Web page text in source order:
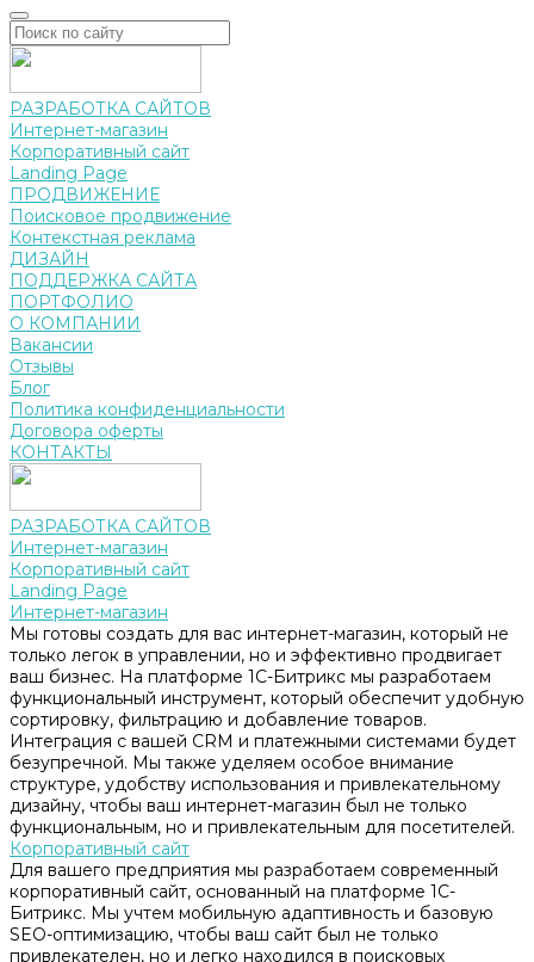
РАЗРАБОТКА САЙТОВ
Интернет-магазин
Корпоративный сайт
Landing Page
ПРОДВИЖЕНИЕ
Поисковое продвижение
Контекстная реклама
ДИЗАЙН
ПОДДЕРЖКА САЙТА
ПОРТФОЛИО
О КОМПАНИИ
Вакансии
Отзывы
Блог
Политика конфиденциальности
Договора оферты
КОНТАКТЫ
РАЗРАБОТКА САЙТОВ
Интернет-магазин
Корпоративный сайт
Landing Page
Интернет-магазин
Мы готовы создать для вас интернет-магазин, который не
только легок в управлении, но и эффективно продвигает
ваш бизнес. На платформе 1С-Битрикс мы разработаем
функциональный инструмент, который обеспечит удобную
сортировку, фильтрацию и добавление товаров.
Интеграция с вашей CRM и платежными системами будет
безупречной. Мы также уделяем особое внимание
структуре, удобству использования и привлекательному
дизайну, чтобы ваш интернет-магазин был не только
функциональным, но и привлекательным для посетителей.
Корпоративный сайт
Для вашего предприятия мы разработаем современный
корпоративный сайт, основанный на платформе 1С-
Битрикс. Мы учтем мобильную адаптивность и базовую
SEO-оптимизацию, чтобы ваш сайт был не только
привлекателен, но и легко находился в поисковых